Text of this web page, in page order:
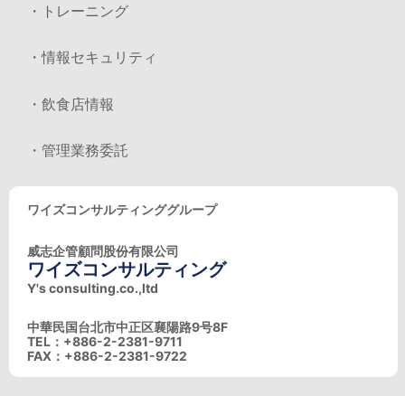
・トレーニング
・情報セキュリティ
・飲食店情報
・管理業務委託
ワイズコンサルティンググループ
威志企管顧問股份有限公司
ワイズコンサルティング
Y's consulting.co.,ltd
中華民国台北市中正区襄陽路9号8F
TEL：+886-2-2381-9711
FAX：+886-2-2381-9722